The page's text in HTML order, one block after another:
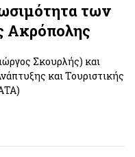
των
Ακρόπολης
Σκουρλής) και
και Τουριστικής